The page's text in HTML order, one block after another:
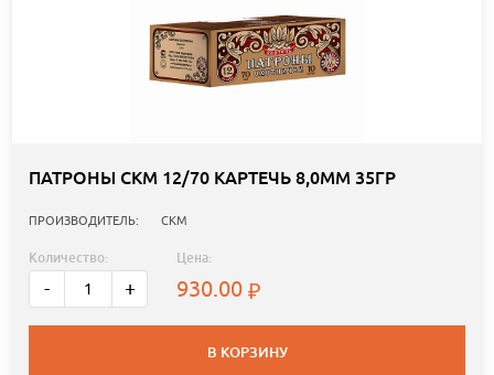
ПАТРОНЫ СКМ 12/70 КАРТЕЧЬ 8,0ММ 35ГР
ПРОИЗВОДИТЕЛЬ: СКМ
Количество:
- +
Цена:
930.00
В КОРЗИНУ